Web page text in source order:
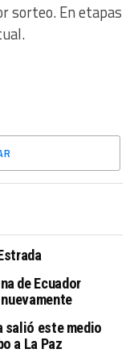
sorteo. En etapas
de Ecuador
salió este medio
a La Paz